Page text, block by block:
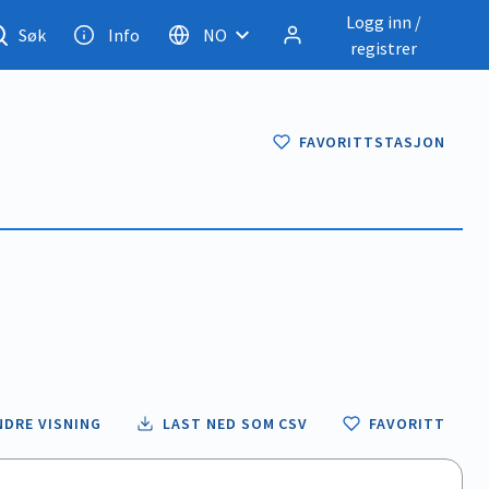
Søk Info NO
Logg inn /
registrer
FAVORITTSTASJON
VISNING LAST NED SOM CSV FAVORITT